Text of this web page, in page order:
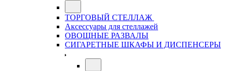
ТОРГОВЫЙ СТЕЛЛАЖ
Аксессуары для стеллажей
ОВОЩНЫЕ РАЗВАЛЫ
СИГАРЕТНЫЕ ШКАФЫ И ДИСПЕНСЕРЫ